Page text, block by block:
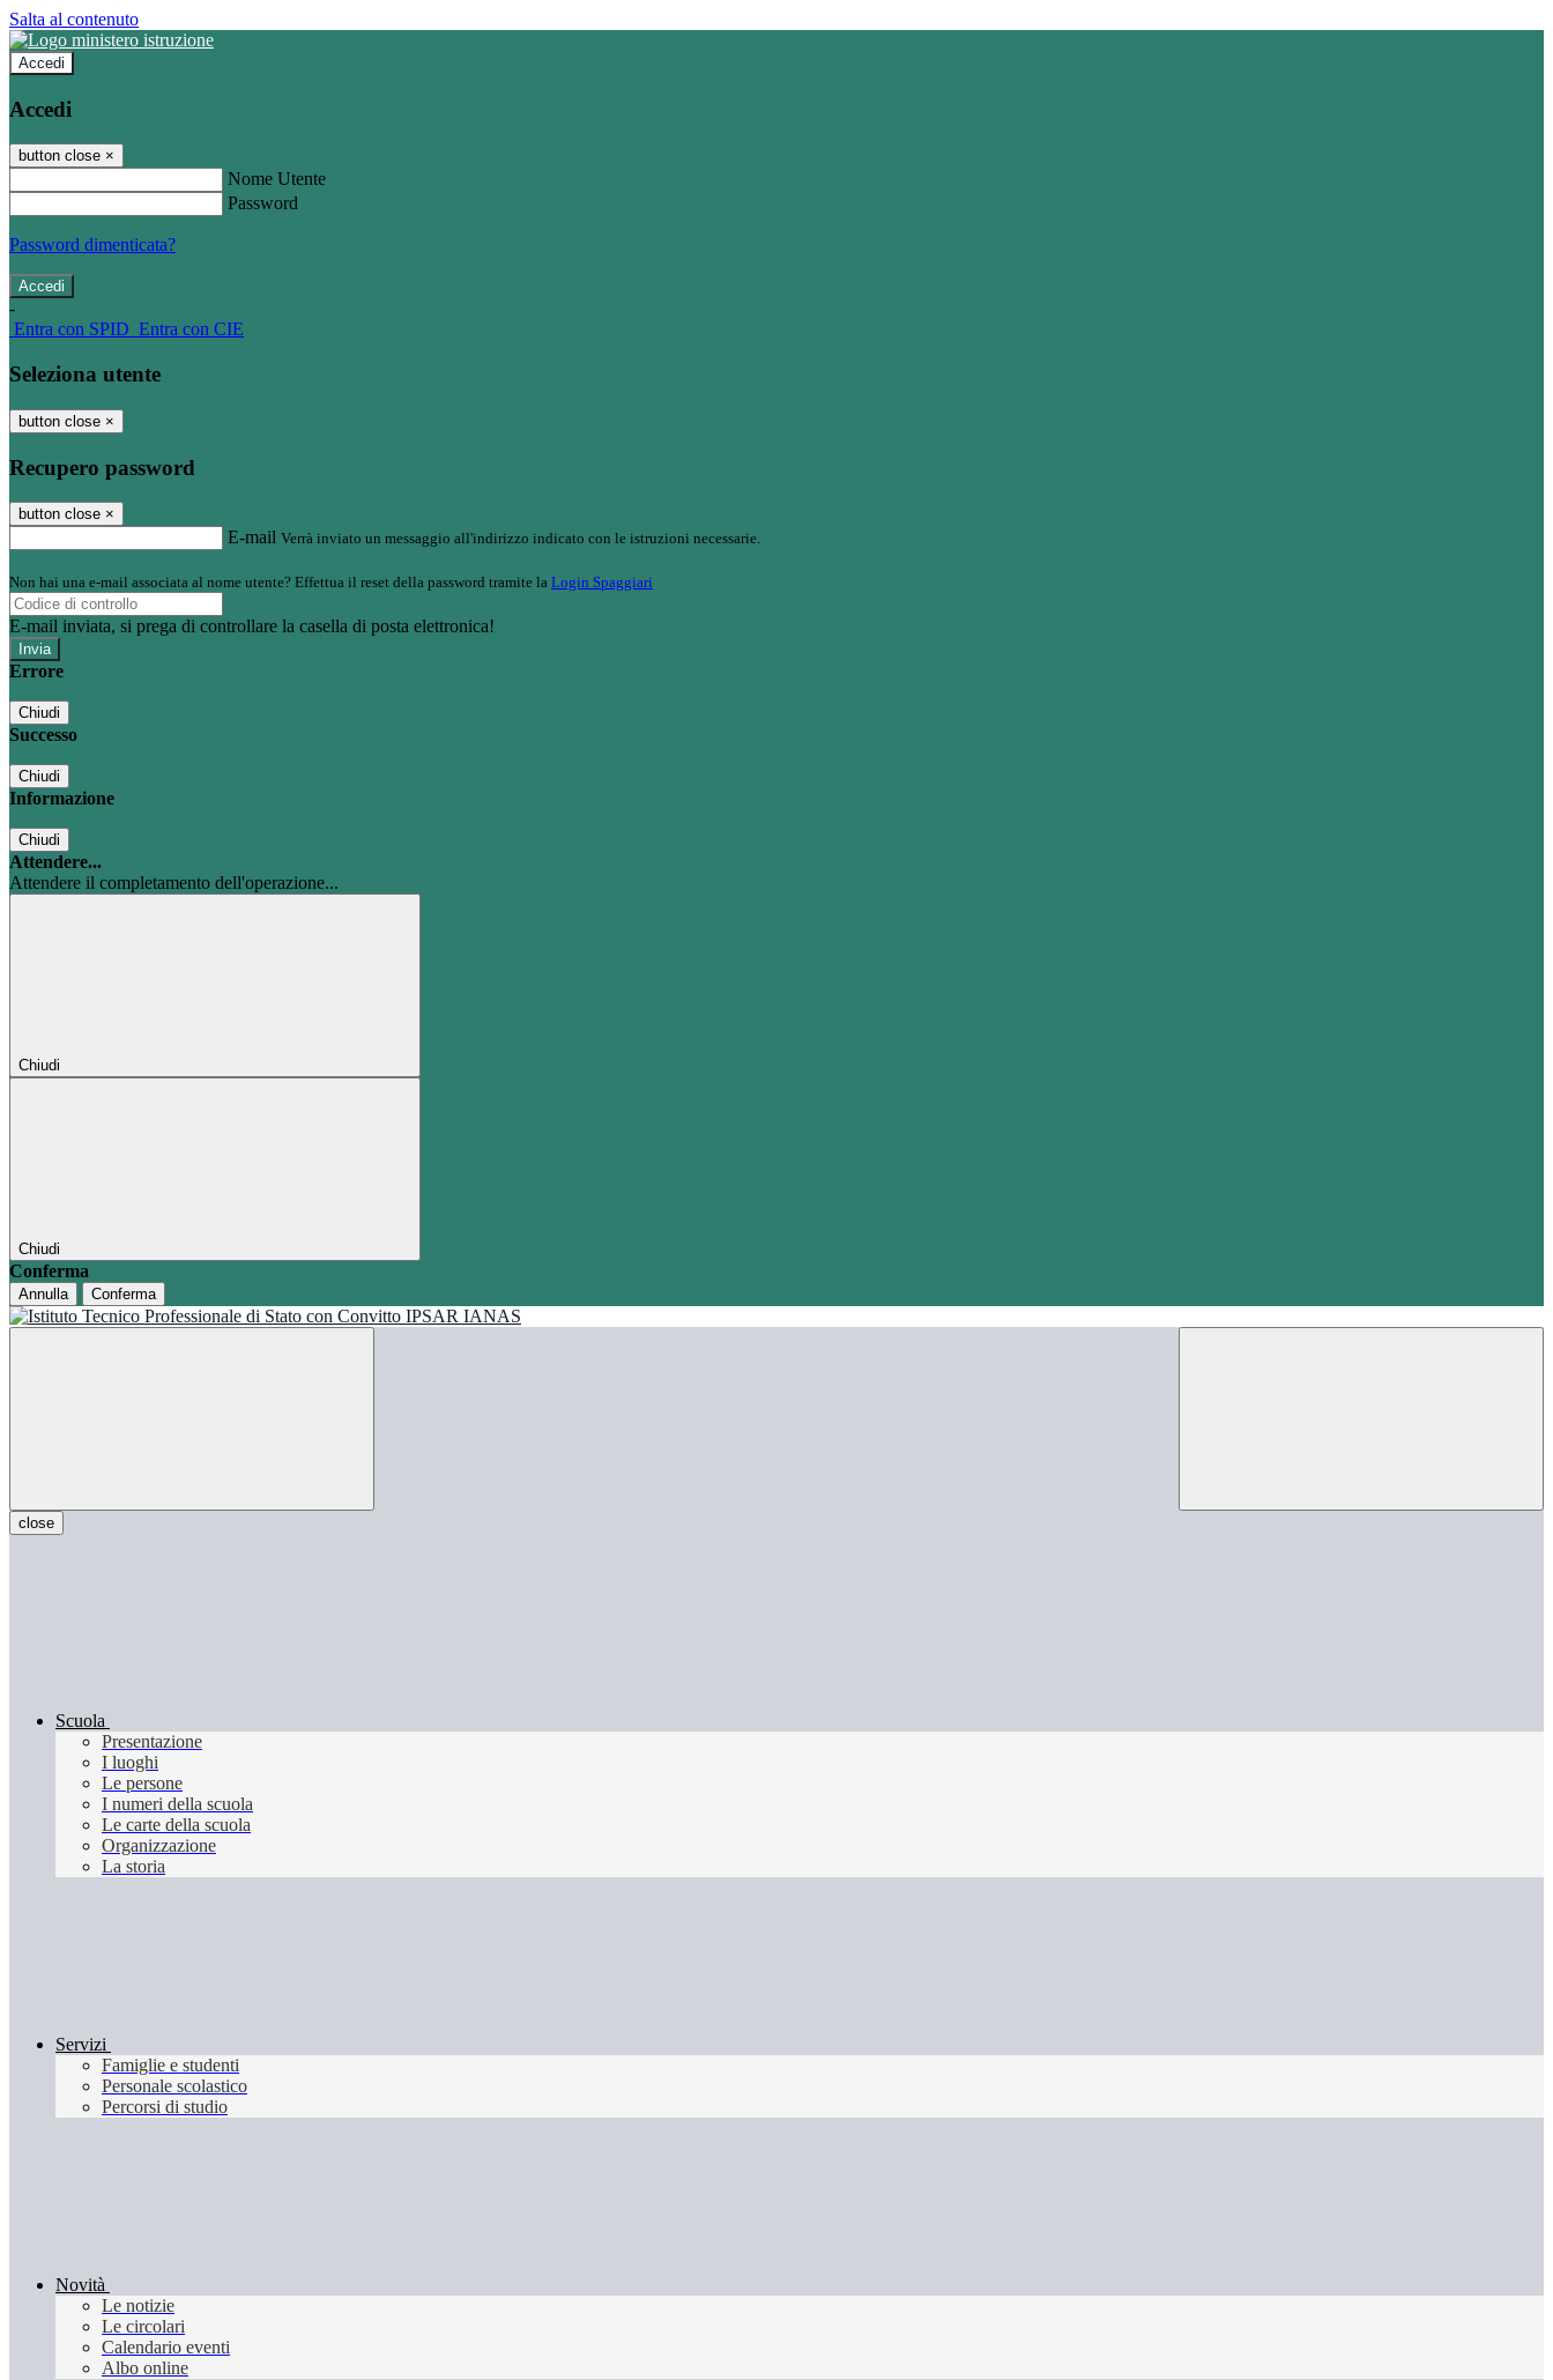
Salta al contenuto
Accedi
Accedi
button close ×
Nome Utente
Password
Password dimenticata?
-
Entra con SPID Entra con CIE
Seleziona utente
button close ×
Recupero password
button close ×
E-mail Verrà inviato un messaggio all'indirizzo indicato con le istruzioni necessarie.
Non hai una e-mail associata al nome utente? Effettua il reset della password tramite la Login Spaggiari
E-mail inviata, si prega di controllare la casella di posta elettronica!
Errore
Chiudi
Successo
Chiudi
Informazione
Chiudi
Attendere...
Attendere il completamento dell'operazione...
Chiudi
Chiudi
Conferma
Annulla Conferma
close
Scuola
Presentazione
I luoghi
Le persone
I numeri della scuola
Le carte della scuola
Organizzazione
La storia
Servizi
Famiglie e studenti
Personale scolastico
Percorsi di studio
Novità
Le notizie
Le circolari
Calendario eventi
Albo online